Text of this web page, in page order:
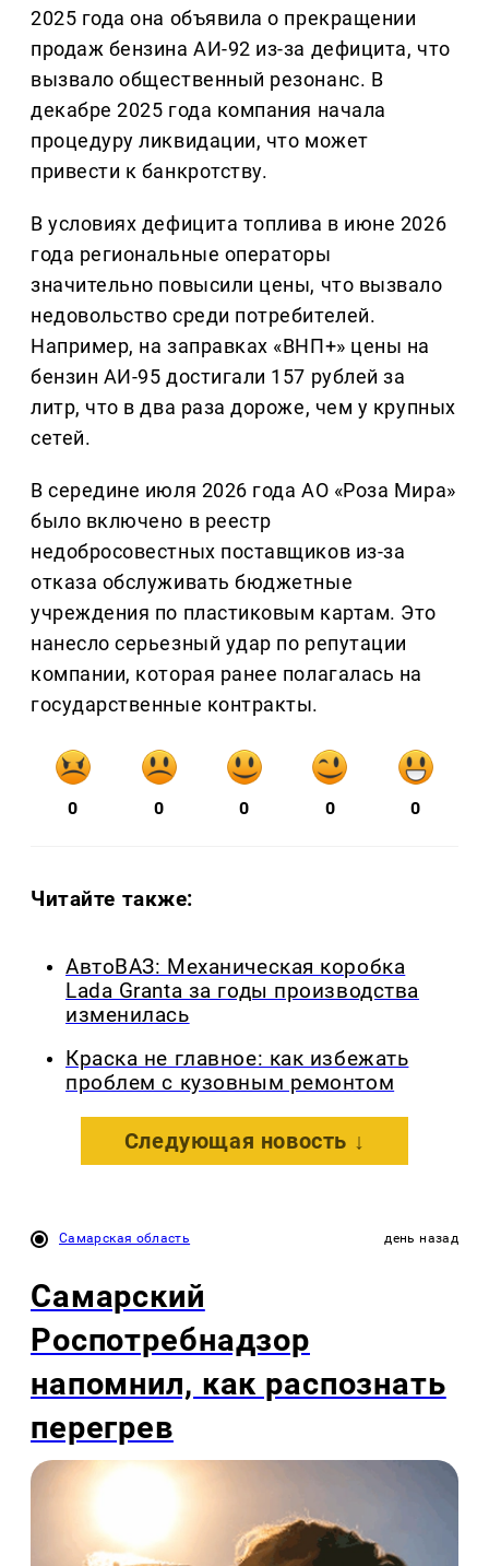
2025 года она объявила о прекращении
продаж бензина АИ-92 из-за дефицита, что
вызвало общественный резонанс. В
декабре 2025 года компания начала
процедуру ликвидации, что может
привести к банкротству.
В условиях дефицита топлива в июне 2026
года региональные операторы
значительно повысили цены, что вызвало
недовольство среди потребителей.
Например, на заправках «ВНП+» цены на
бензин АИ-95 достигали 157 рублей за
литр, что в два раза дороже, чем у крупных
сетей.
В середине июля 2026 года АО «Роза Мира»
было включено в реестр
недобросовестных поставщиков из-за
отказа обслуживать бюджетные
учреждения по пластиковым картам. Это
нанесло серьезный удар по репутации
компании, которая ранее полагалась на
государственные контракты.
0 0 0 0 0
Читайте также:
АвтоВАЗ: Механическая коробка
Lada Granta за годы производства
изменилась
Краска не главное: как избежать
проблем с кузовным ремонтом
Следующая новость ↓
Самарская область день назад
Самарский
Роспотребнадзор
напомнил, как распознать
перегрев